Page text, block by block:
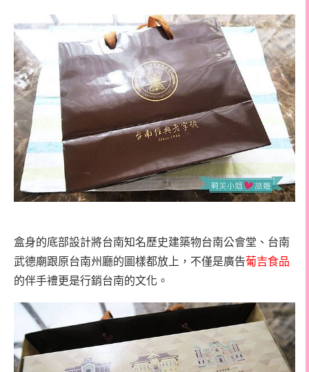
盒身的底部設計將台南知名歷史建築物台南公會堂、台南
武德廟跟原台南州廳的圖樣都放上，不僅是廣告葡吉食品
的伴手禮更是行銷台南的文化。